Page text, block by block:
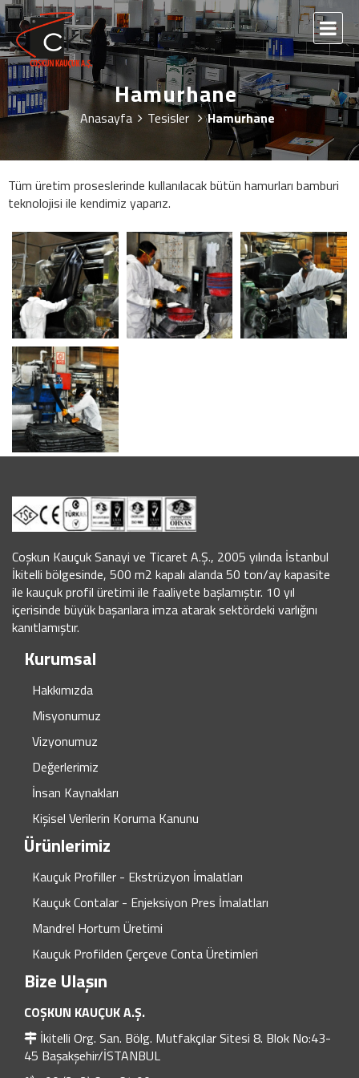
Hamurhane
Anasayfa Tesisler Hamurhane
Tüm üretim proseslerinde kullanılacak bütün hamurları bamburi
teknolojisi ile kendimiz yaparız.
Coşkun Kauçuk Sanayi ve Ticaret A.Ş., 2005 yılında İstanbul
İkitelli bölgesinde, 500 m2 kapalı alanda 50 ton/ay kapasite
ile kauçuk profil üretimi ile faaliyete başlamıştır. 10 yıl
içerisinde büyük başarılara imza atarak sektördeki varlığını
kanıtlamıştır.
Kurumsal
Hakkımızda
Misyonumuz
Vizyonumuz
Değerlerimiz
İnsan Kaynakları
Kişisel Verilerin Koruma Kanunu
Ürünlerimiz
Kauçuk Profiller - Ekstrüzyon İmalatları
Kauçuk Contalar - Enjeksiyon Pres İmalatları
Mandrel Hortum Üretimi
Kauçuk Profilden Çerçeve Conta Üretimleri
Bize Ulaşın
COŞKUN KAUÇUK A.Ş.
İkitelli Org. San. Bölg. Mutfakçılar Sitesi 8. Blok No:43-
45 Başakşehir/İSTANBUL